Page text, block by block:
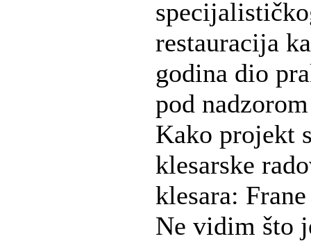
restauracija
godina dio
pod
Kako projekt
klesarske
klesara:
Ne vidim što